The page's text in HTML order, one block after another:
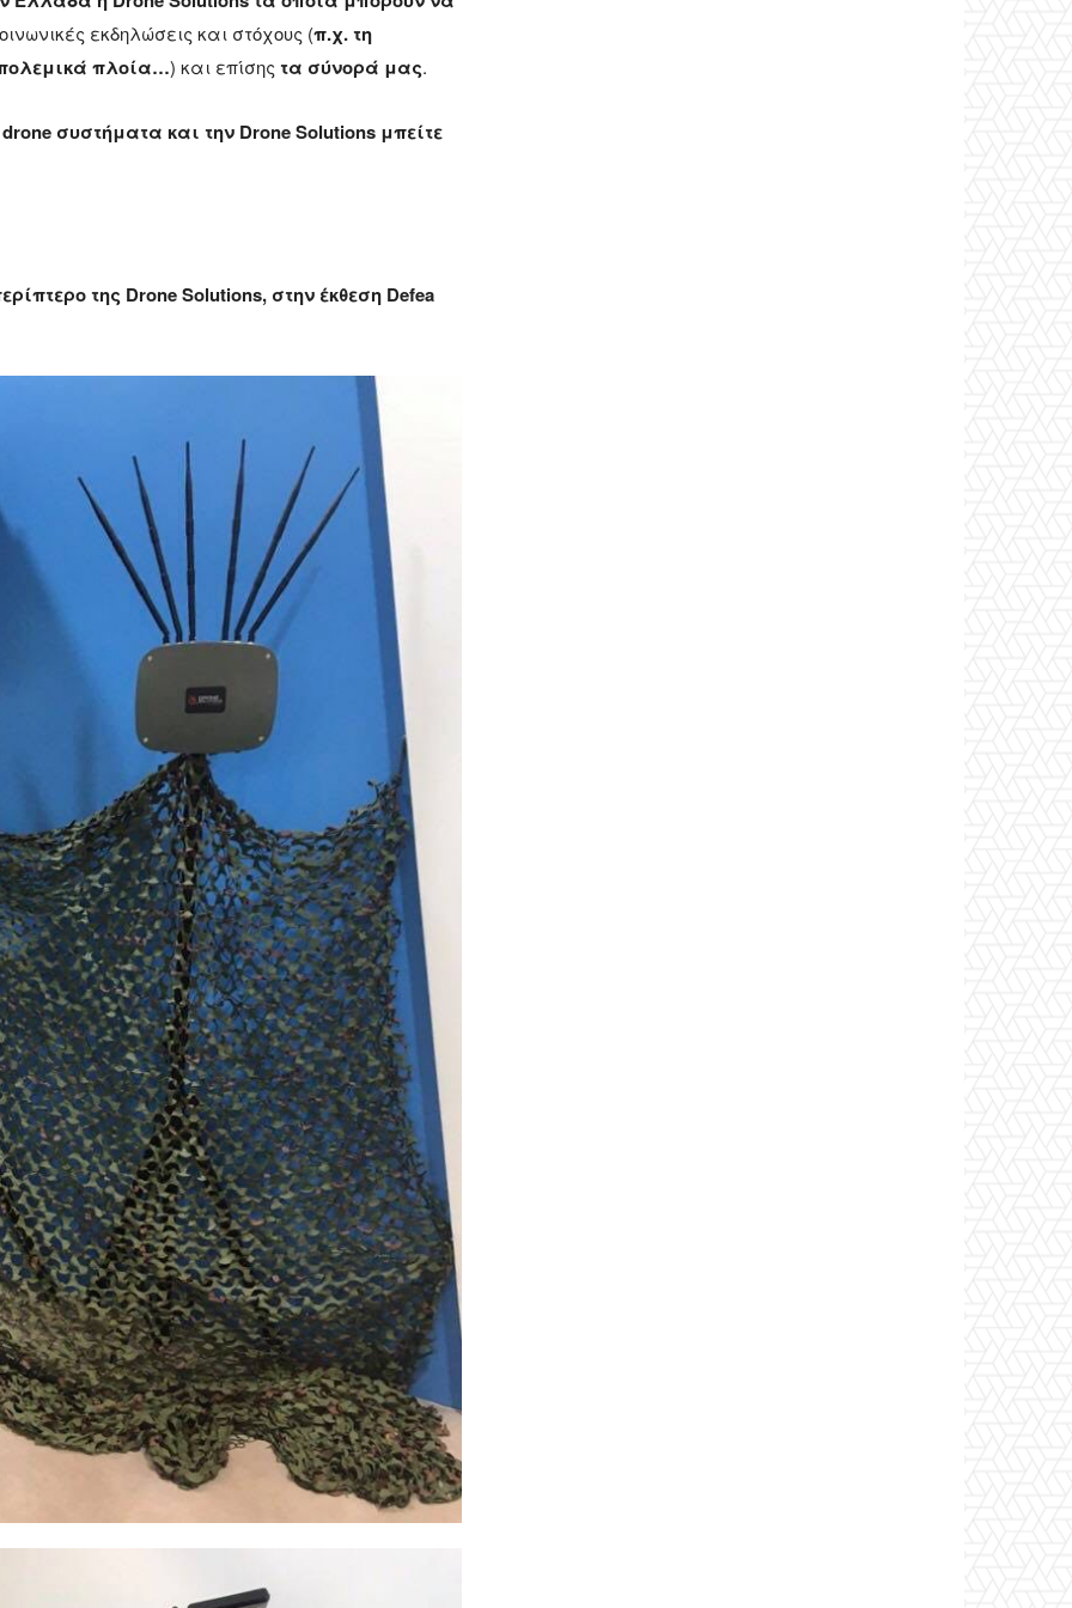
εκδηλώσεις και στόχους (π.χ. τη
πλοία…) και επίσης τα σύνορά μας.
συστήματα και την Drone Solutions μπείτε
της Drone Solutions, στην έκθεση Defea